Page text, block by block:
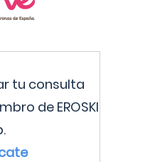
tu consulta
de EROSKI